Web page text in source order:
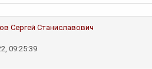
Сергей Станиславович
09:25:39